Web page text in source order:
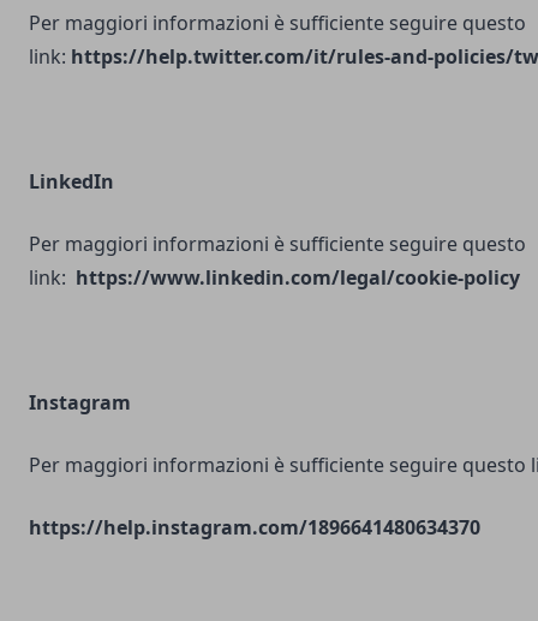
Per maggiori informazioni è sufficiente seguire questo
link: https://help.twitter.com/it/rules-and-policies/
LinkedIn
Per maggiori informazioni è sufficiente seguire questo
link: https://www.linkedin.com/legal/cookie-policy
Instagram
Per maggiori informazioni è sufficiente seguire questo
https://help.instagram.com/1896641480634370